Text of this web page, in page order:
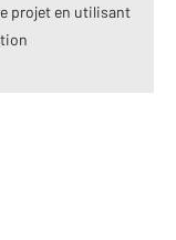
projet en utilisant